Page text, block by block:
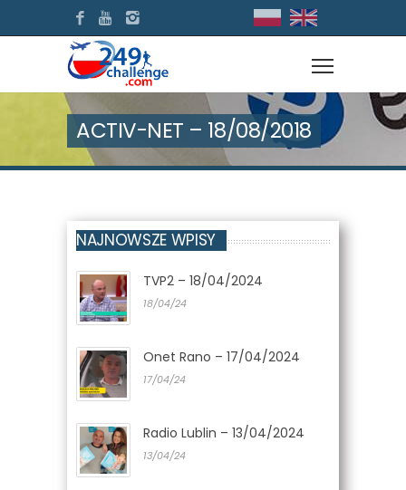
ACTIV-NET – 18/08/2018
NAJNOWSZE WPISY
TVP2 – 18/04/2024
18/04/24
Onet Rano – 17/04/2024
17/04/24
Radio Lublin – 13/04/2024
13/04/24